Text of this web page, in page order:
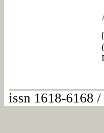
[
issn 1618-6168